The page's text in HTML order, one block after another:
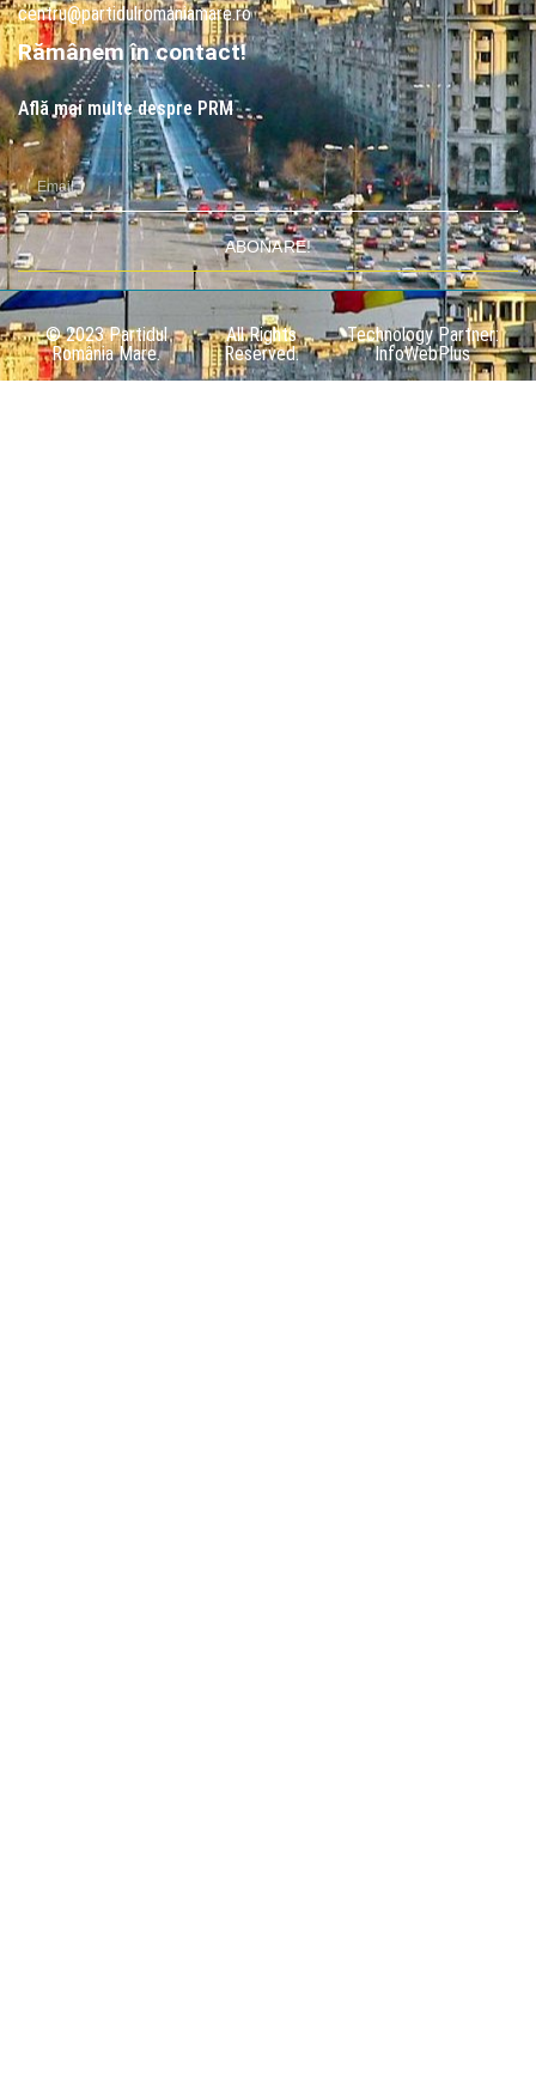
centru@partidulromaniamare.ro
Rămânem în contact!
Află mai multe despre PRM
ABONARE!
© 2023 Partidul
România Mare.
All Rights
Reserved.
Technology Partner:
InfoWebPlus